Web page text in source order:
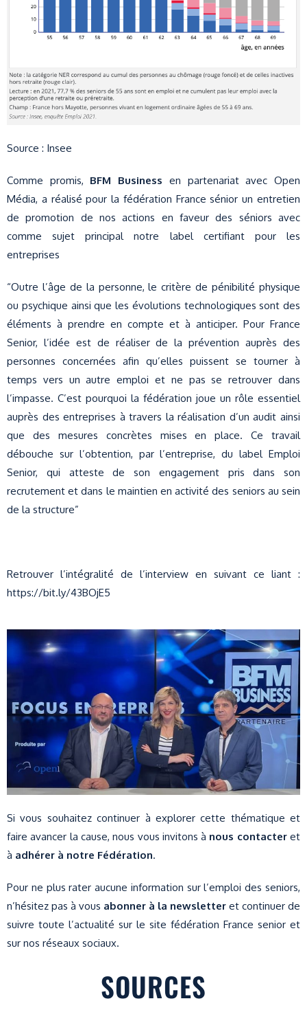
Source : Insee
Comme promis, BFM Business en partenariat avec Open
Média, a réalisé pour la fédération France sénior un entretien
de promotion de nos actions en faveur des séniors avec
comme sujet principal notre label certifiant pour les
entreprises
“Outre l’âge de la personne, le critère de pénibilité physique
ou psychique ainsi que les évolutions technologiques sont des
éléments à prendre en compte et à anticiper. Pour France
Senior, l’idée est de réaliser de la prévention auprès des
personnes concernées afin qu’elles puissent se tourner à
temps vers un autre emploi et ne pas se retrouver dans
l’impasse. C’est pourquoi la fédération joue un rôle essentiel
auprès des entreprises à travers la réalisation d’un audit ainsi
que des mesures concrètes mises en place. Ce travail
débouche sur l’obtention, par l’entreprise, du label Emploi
Senior, qui atteste de son engagement pris dans son
recrutement et dans le maintien en activité des seniors au sein
de la structure”
Retrouver l’intégralité de l’interview en suivant ce liant :
https://bit.ly/43BOjE5
Si vous souhaitez continuer à explorer cette thématique et
faire avancer la cause, nous vous invitons à nous contacteret
à adhérer à notre Fédération.
Pour ne plus rater aucune information sur l’emploi des seniors,
n’hésitez pas à vous abonner à la newsletter et continuer de
suivre toute l’actualité sur le site fédération France senior et
sur nos réseaux sociaux.
SOURCES